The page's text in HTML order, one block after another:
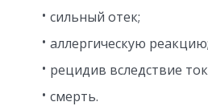
сильный отек;
аллергическую реакцию;
рецидив вследствие
смерть.